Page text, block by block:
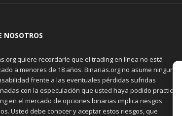
NOSOTROS
quiere recordarle que el trading en línea no está
a menores de 18 años. Binarias.org no asume ninguna
frente a las eventuales pérdidas sufridas
con la especulación que usted haya podido practicar.
en el mercado de opciones binarias implica riesgos
Usted debe conocer y aceptar estos riesgos, que